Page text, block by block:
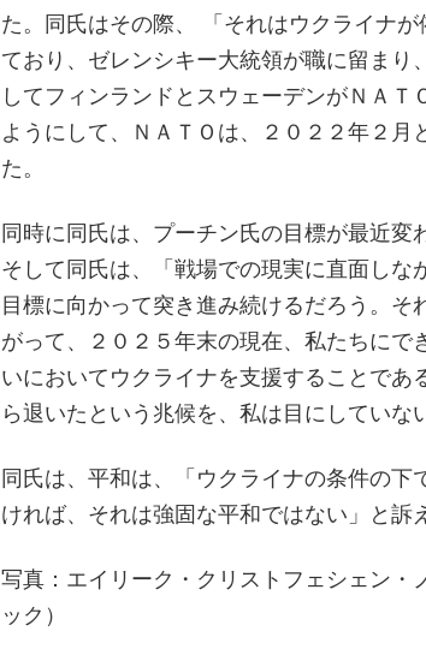
た。同氏はその際、 「それはウクライナ
ており、ゼレンシキー大統領が職に留まり
してフィンランドとスウェーデンがＮＡ
ようにして、ＮＡＴＯは、２０２２年２
た。
同時に同氏は、プーチン氏の目標が最近
そして同氏は、「戦場での現実に直面しな
目標に向かって突き進み続けるだろう。
がって、２０２５年末の現在、私たちにで
いにおいてウクライナを支援することであ
ら退いたという兆候を、私は目にしていな
同氏は、平和は、「ウクライナの条件の
ければ、それは強固な平和ではない」と訴
写真：エイリーク・クリストフェシェン・
ック）